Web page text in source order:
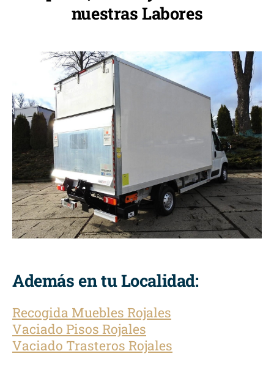
nuestras Labores
Además en tu Localidad:
Recogida Muebles Rojales
Vaciado Pisos Rojales
Vaciado Trasteros Rojales